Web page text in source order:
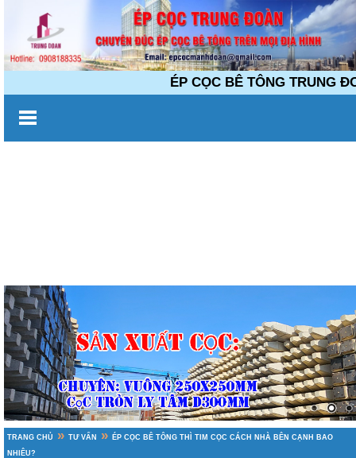
ÉP CỌC BÊ TÔNG TRUNG
TRANG CHỦ » TƯ VẤN »
ÉP CỌC BÊ TÔNG THÌ TIM CỌC CÁCH NHÀ BÊN CẠNH BAO
NHIÊU?